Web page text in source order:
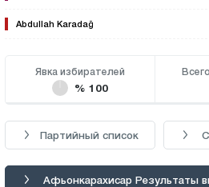
Abdullah Karadağ
Явка избирателей
% 100
Партийный список
Афьонкарахисар Результаты